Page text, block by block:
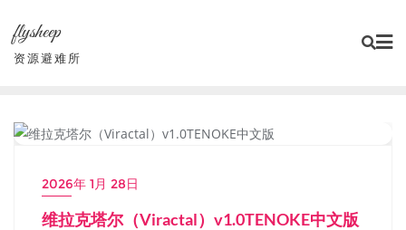
content
flysheep
资源避难所
2026年 1月 28日
维拉克塔尔（Viractal）v1.0TENOKE中文版